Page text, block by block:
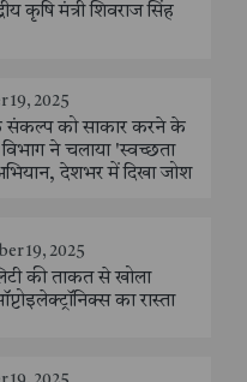
कृषि मंत्री शिवराज सिंह
19, 2025
संकल्प को साकार करने के
ने चलाया 'स्वच्छता
देशभर में दिखा जोश
19, 2025
की ताकत से खोला
का रास्ता